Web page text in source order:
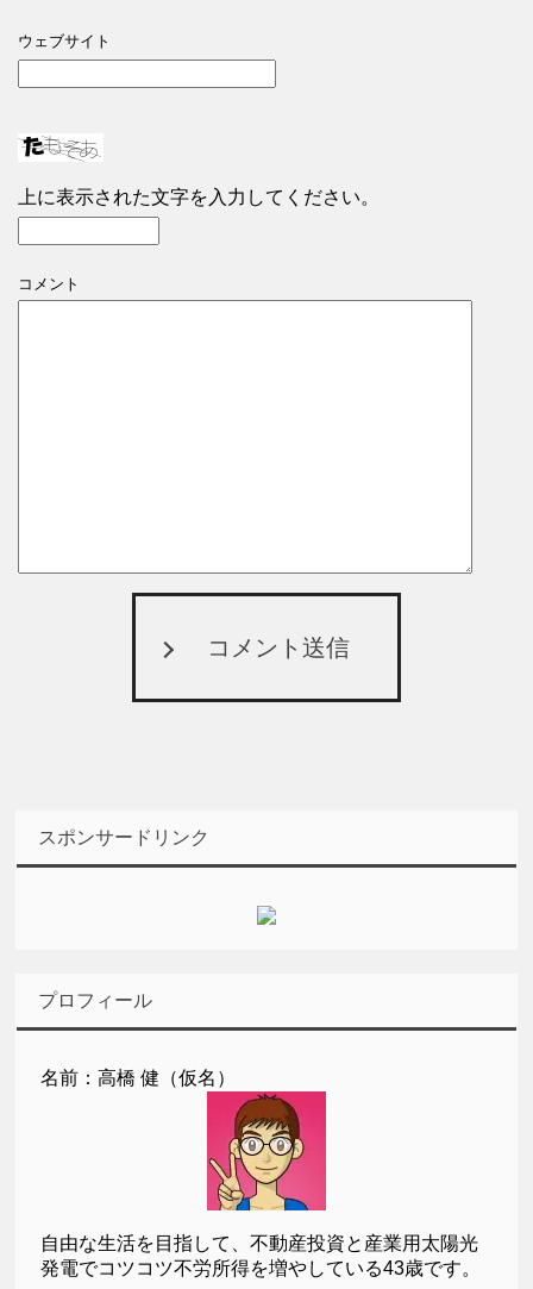
ウェブサイト
上に表示された文字を入力してください。
コメント
コメント送信
スポンサードリンク
プロフィール
名前：高橋 健（仮名）
自由な生活を目指して、不動産投資と産業用太陽光
発電でコツコツ不労所得を増やしている43歳です。